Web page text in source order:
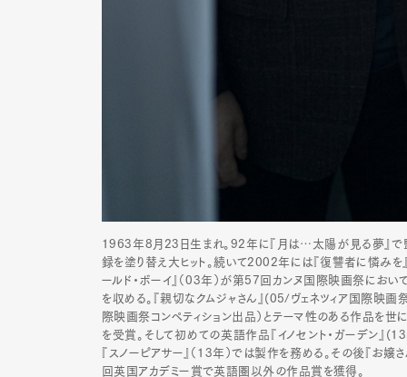
1963年8月23日生まれ。92年に『月は…太陽が見る夢』で
録を塗り替え大ヒット。続いて2002年には『復讐者に憐みを
ールド・ボーイ』（03年）が第57回カンヌ国際映画祭にお
を収める。『親切なクムジャさん』(05/ヴェネツィア国際映
際映画祭コンペティション出品）とテーマ性のある作品を世
を受賞。そして初めての英語作品『イノセント・ガーデン
『スノーピアサー』（13年）では製作を務める。その後『お
回英国アカデミー賞で英語圏以外の作品賞を獲得。